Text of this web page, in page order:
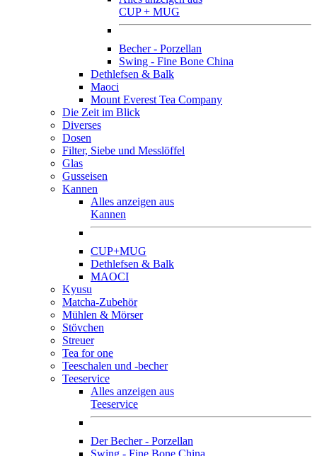
CUP + MUG
Becher - Porzellan
Swing - Fine Bone China
Dethlefsen & Balk
Maoci
Mount Everest Tea Company
Die Zeit im Blick
Diverses
Dosen
Filter, Siebe und Messlöffel
Glas
Gusseisen
Kannen
Alles anzeigen aus
Kannen
CUP+MUG
Dethlefsen & Balk
MAOCI
Kyusu
Matcha-Zubehör
Mühlen & Mörser
Stövchen
Streuer
Tea for one
Teeschalen und -becher
Teeservice
Alles anzeigen aus
Teeservice
Der Becher - Porzellan
Swing - Fine Bone China